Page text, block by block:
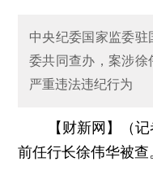
中央纪委国家监委
委共同查办，案涉
严重违法违纪行为
【财新网】（
前任行长徐伟华被查